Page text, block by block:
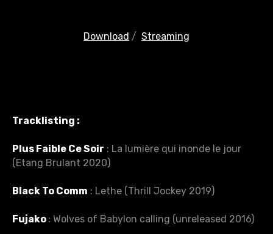
Download / Streaming
Tracklisting :
Plus Faible Ce Soir : La lumière qui inonde le jour
(Etang Brulant 2020)
Black To Comm : Lethe (Thrill Jockey 2019)
Fujako : Wolves of Babylon calling (unreleased 2016)